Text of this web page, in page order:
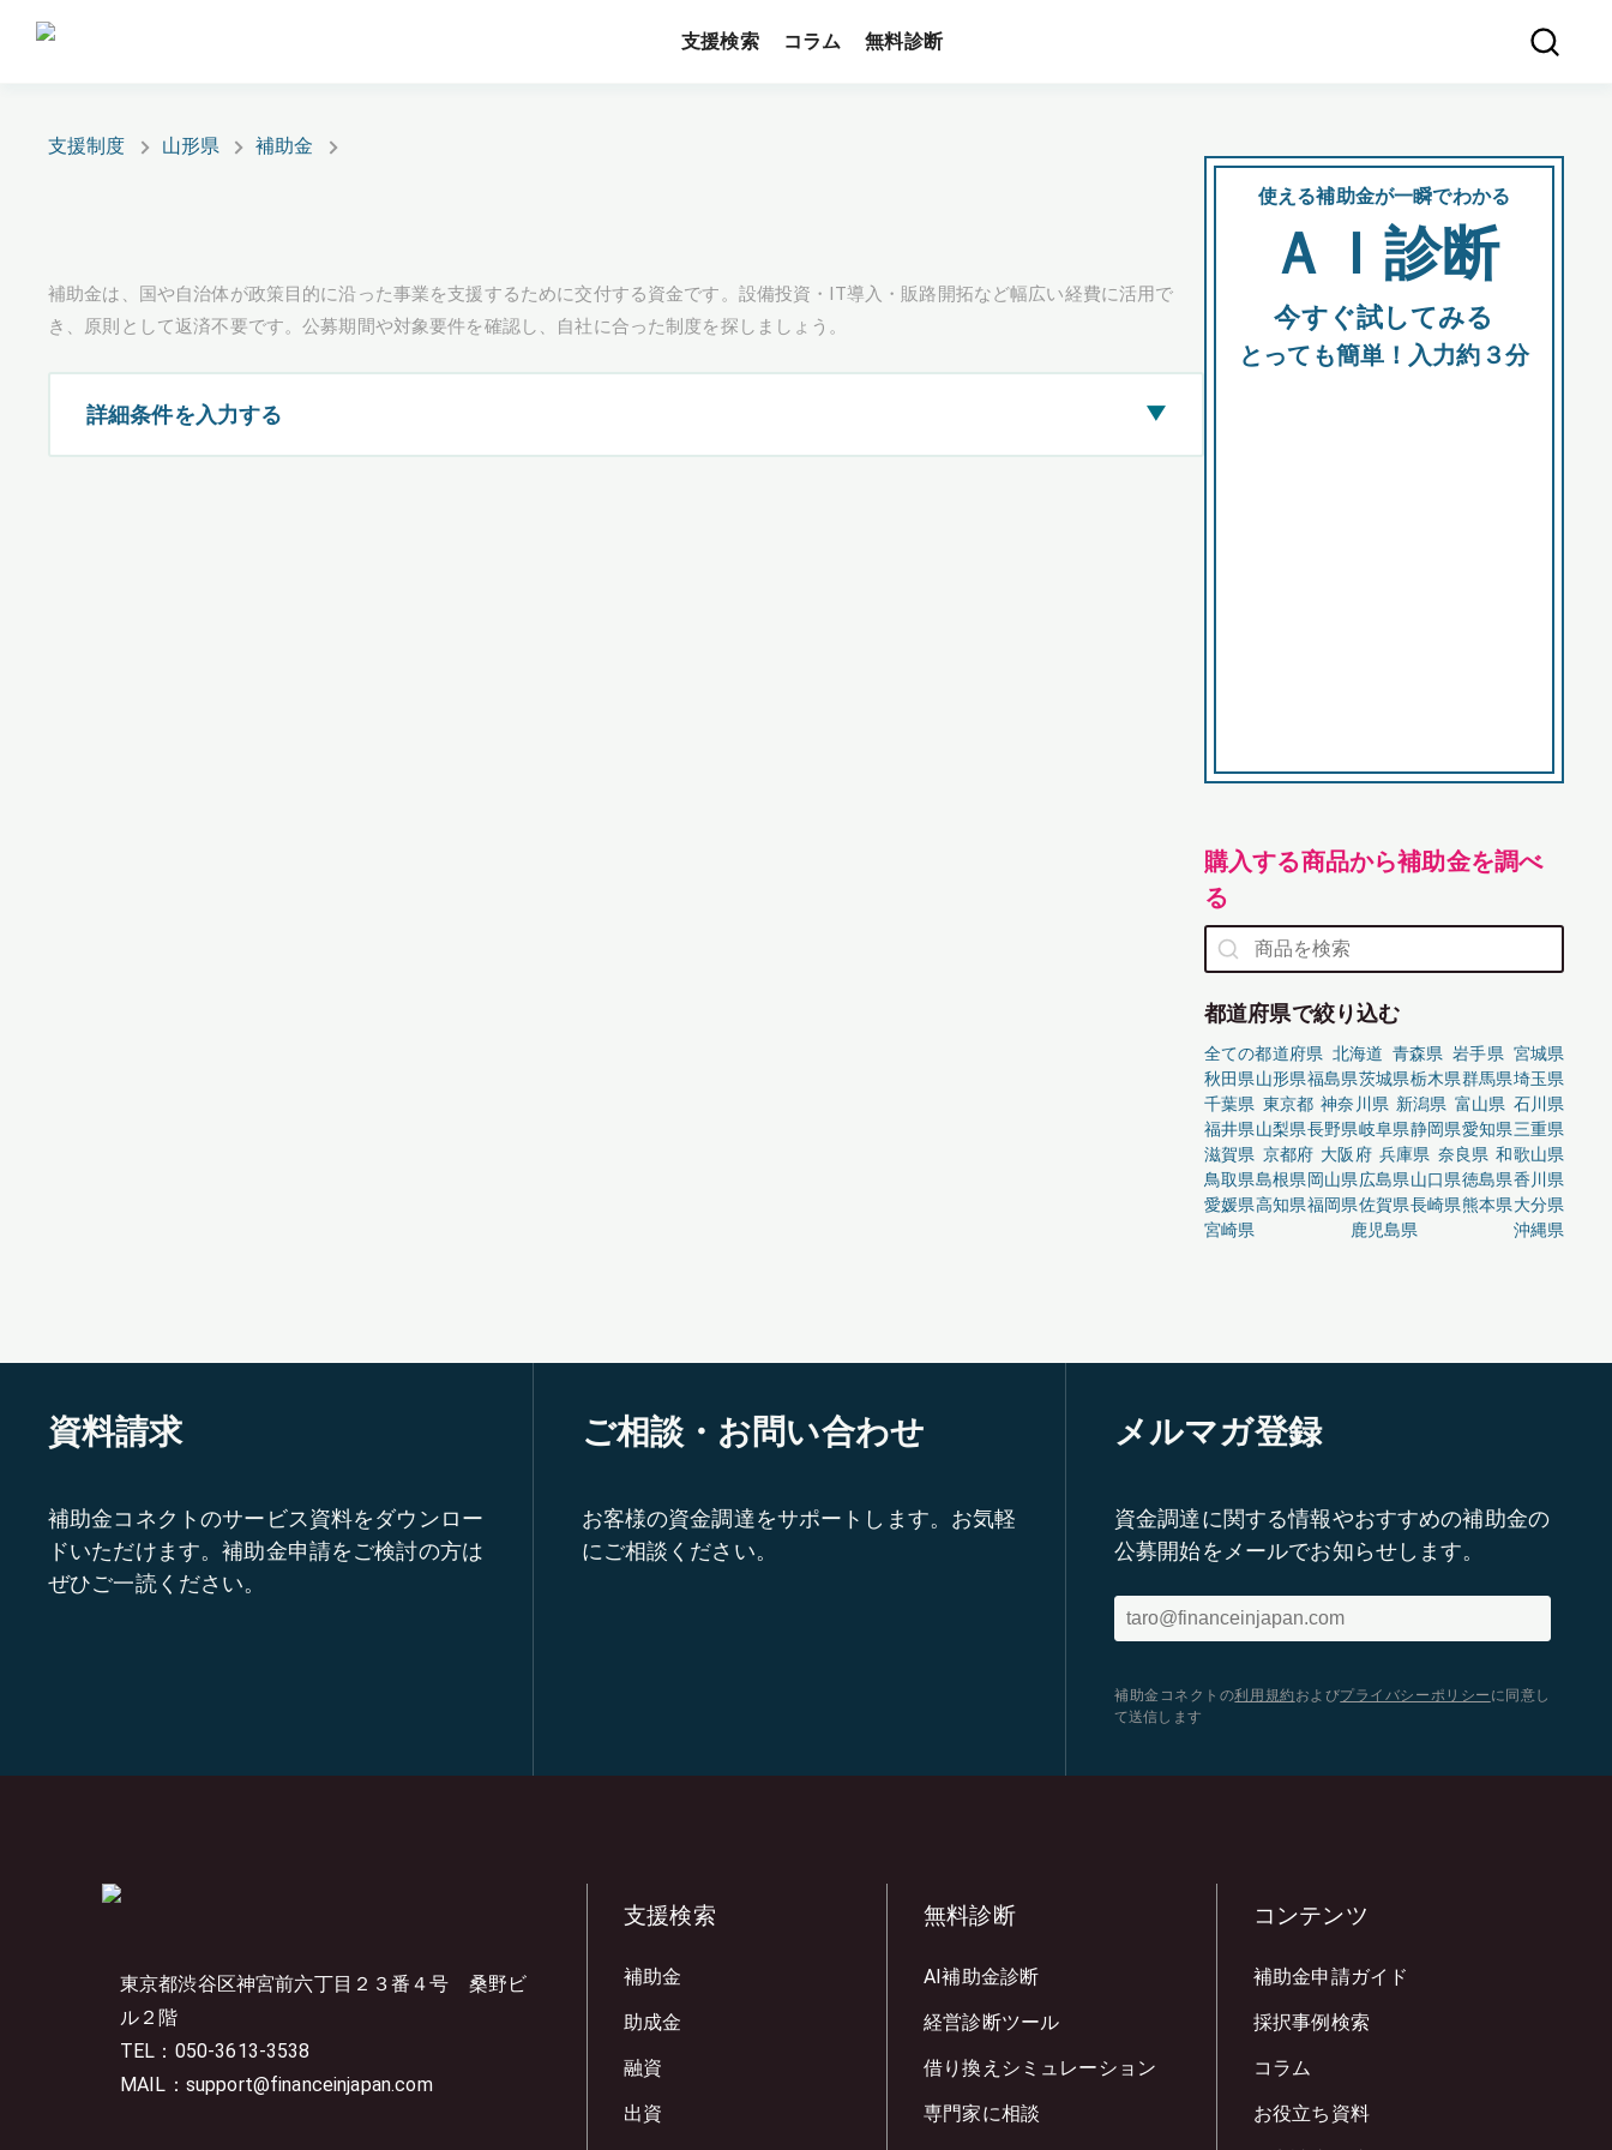
支援検索 コラム 無料診断
支援制度 山形県 補助金
補助金は、国や自治体が政策目的に沿った事業を支援するために交付する資金です。設備投資・IT導入・販路開拓など幅広い経費に活用で
き、原則として返済不要です。公募期間や対象要件を確認し、自社に合った制度を探しましょう。
詳細条件を入力する ▶
使える補助金が一瞬でわかる
ＡＩ診断
今すぐ試してみる
とっても簡単！入力約３分
購入する商品から補助金を調べ
る
都道府県で絞り込む
全ての都道府県 北海道 青森県 岩手県 宮城県
秋田県山形県福島県茨城県栃木県群馬県埼玉県
千葉県 東京都 神奈川県 新潟県 富山県 石川県
福井県山梨県長野県岐阜県静岡県愛知県三重県
滋賀県 京都府 大阪府 兵庫県 奈良県 和歌山県
鳥取県島根県岡山県広島県山口県徳島県香川県
愛媛県高知県福岡県佐賀県長崎県熊本県大分県
宮崎県
鹿児島県 沖縄県
資料請求
補助金コネクトのサービス資料をダウンロー
ドいただけます。補助金申請をご検討の方は
ぜひご一読ください。
ご相談・お問い合わせ
お客様の資金調達をサポートします。お気軽
にご相談ください。
メルマガ登録
資金調達に関する情報やおすすめの補助金の
公募開始をメールでお知らせします。
補助金コネクトの利用規約 およびプライバシーポリシー に同意し
て送信します
東京都渋谷区神宮前六丁目２３番４号 桑野ビ
ル２階
TEL：050-3613-3538
MAIL：support@financeinjapan.com
支援検索
補助金
助成金
融資
出資
無料診断
AI補助金診断
経営診断ツール
借り換えシミュレーション
専門家に相談
コンテンツ
補助金申請ガイド
採択事例検索
コラム
お役立ち資料